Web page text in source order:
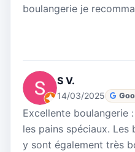
boulangerie je
S V.
14/03/2025
Excellente boulangerie
les pains spéciaux. Les
y sont également très